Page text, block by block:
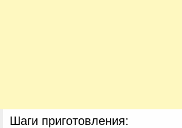
Шаги приготовления: